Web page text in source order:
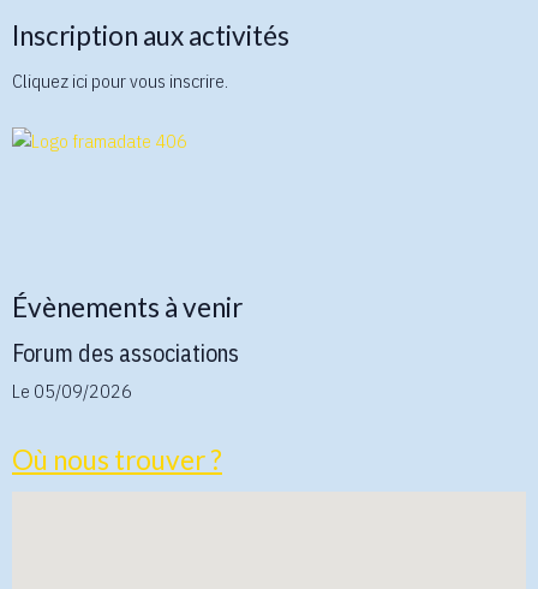
Inscription aux activités
Cliquez ici pour vous inscrire.
Évènements à venir
Forum des associations
Le 05/09/2026
Où nous trouver ?